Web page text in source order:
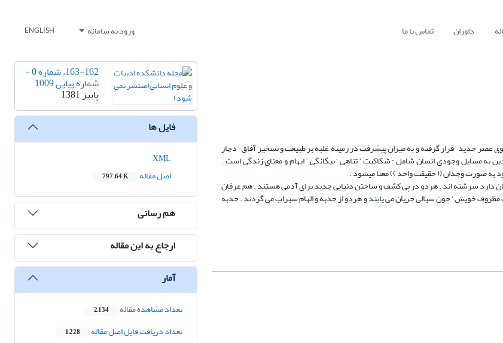
داوران تماس با ما ورود به سامانه ENGLISH
عصر جدید ‘ قرار گرفته و به میزان پیشرفت در زمینه غلبه بر طبیعت و تسخیر آفاق ‘ دچار
به مسایل وجودی انسان شامل : شکاکیت ‘ تناهی ‘ بیگانگی ‘ ابهام و معنای زندگی است .
به صورت وجدان (( حقیقت واحد )) معنا میشود .
دارد سرشته اند . هردو در پی کشف و ساختن دنیایی جدید برای آدمی هستند . هم عرفان
خویش ‘ چون سیالی جریان می یابند و هردو از جذبه و الهام سیراب می گردند . جذبه
163-162، شماره 0 -
شماره پیاپی 1009
پاییز 1381
فایل ها
اصل مقاله
797.64 K
هم رسانی
ارجاع به این مقاله
آمار
تعداد مشاهده مقاله 2,134
تعداد دریافت فایل اصل مقاله 1,228